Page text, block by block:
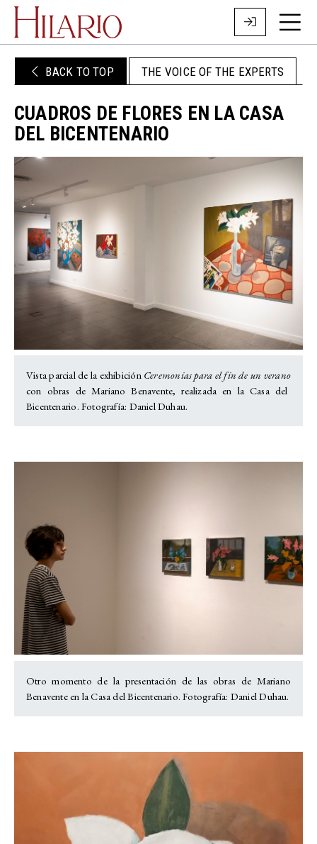
BACK TO TOP THE VOICE OF THE EXPERTS
CUADROS DE FLORES EN LA CASA
DEL BICENTENARIO
Vista parcial de la exhibición Ceremonias para el fin de un verano
con obras de Mariano Benavente, realizada en la Casa del
Bicentenario. Fotografía: Daniel Duhau.
Otro momento de la presentación de las obras de Mariano
Benavente en la Casa del Bicentenario. Fotografía: Daniel Duhau.